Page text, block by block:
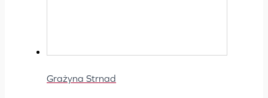
Grażyna Strnad